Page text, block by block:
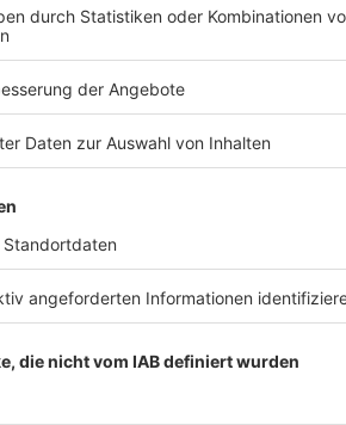
Mehrschichtsubstrat
Anzeige
Keine Scheu vorm Experimentieren:
Es gibt viele Möglichkeiten, das Dach
Teppich erzeugen, bieten sich
Ausrollen auf dem Substrat an, ähnlich
auswählt, setzt besser fertige kleine
kann man auf heimische und
um etwas für die Artenvielfalt und das